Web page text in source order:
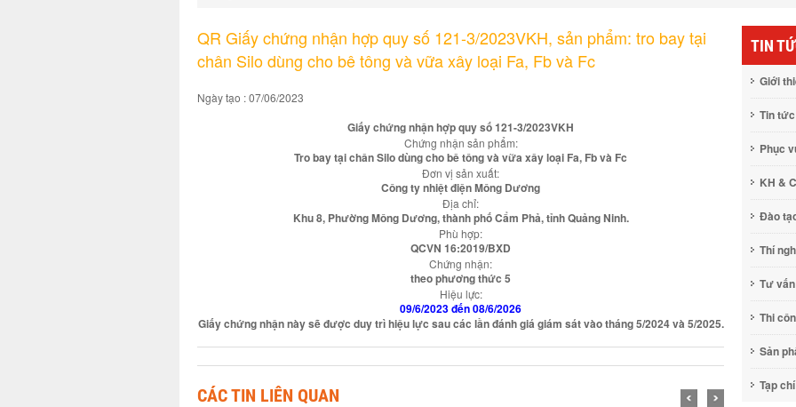
QR Giấy chứng nhận hợp quy số 121-3/2023VKH, sản phẩm: tro bay tại
chân Silo dùng cho bê tông và vữa xây loại Fa, Fb và Fc
Ngày tạo : 07/06/2023
Giấy chứng nhận hợp quy số 121-3/2023VKH
Chứng nhận sản phẩm:
Tro bay tại chân Silo dùng cho bê tông và vữa xây loại Fa, Fb và Fc
Đơn vị sản xuất:
Công ty nhiệt điện Mông Dương
Địa chỉ:
Khu 8, Phường Mông Dương, thành phố Cẩm Phả, tỉnh Quảng Ninh.
Phù hợp:
QCVN 16:2019/BXD
Chứng nhận:
theo phương thức 5
Hiệu lực:
09/6/2023 đến 08/6/2026
Giấy chứng nhận này sẽ được duy trì hiệu lực sau các lần đánh giá giám sát vào tháng 5/2024 và 5/2025.
CÁC TIN LIÊN QUAN
TIN
Giới
Tin tức
Phục
KH &
Đào
Thí
Tư vấn
Thi
Sản
Tạp chí